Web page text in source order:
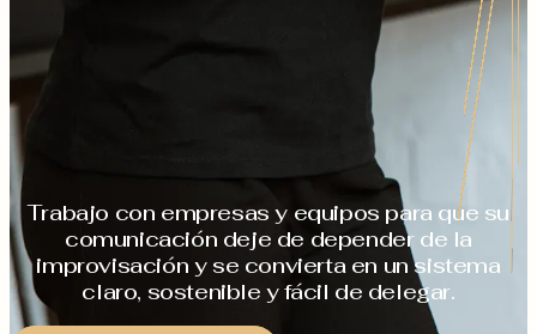
Trabajo con empresas y equipos para que su
comunicación deje de depender de la
improvisación y se convierta en un sistema
claro, sostenible y fácil de delegar.